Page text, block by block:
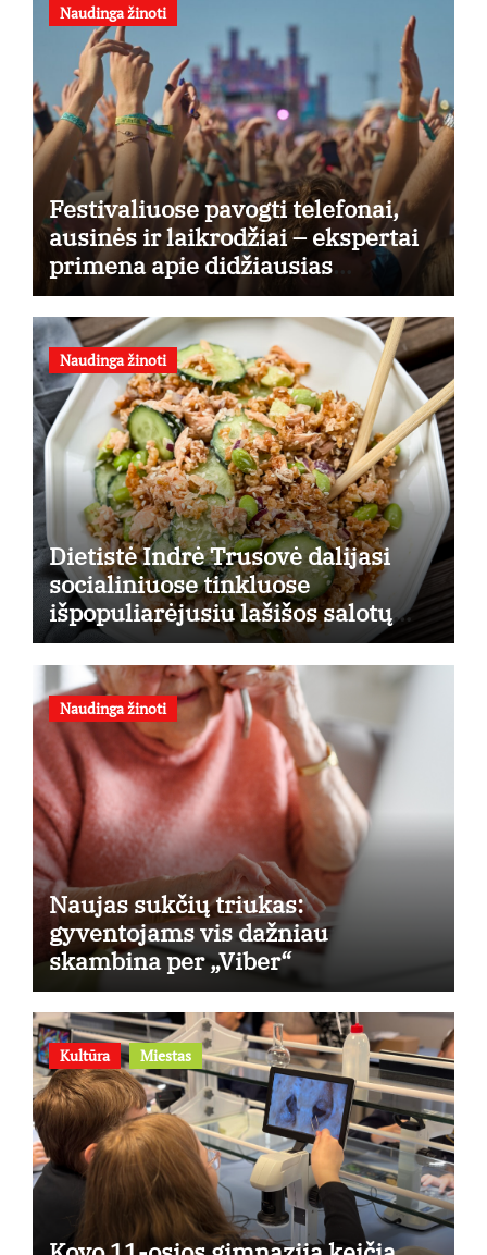
Naudinga žinoti
Festivaliuose pavogti telefonai,
ausinės ir laikrodžiai – ekspertai
primena apie didžiausias
finansines rizikas
Naudinga žinoti
Dietistė Indrė Trusovė dalijasi
socialiniuose tinkluose
išpopuliarėjusiu lašišos salotų
receptu
Naudinga žinoti
Naujas sukčių triukas:
gyventojams vis dažniau
skambina per „Viber“
Kultūra Miestas